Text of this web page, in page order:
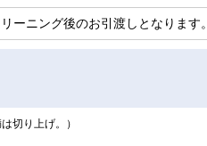
ーニング後のお引渡しとなります。
切り上げ。）